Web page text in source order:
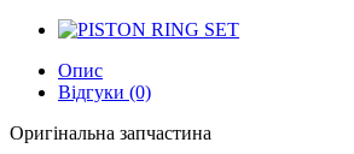
Опис
Відгуки (0)
Оригінальна запчастина